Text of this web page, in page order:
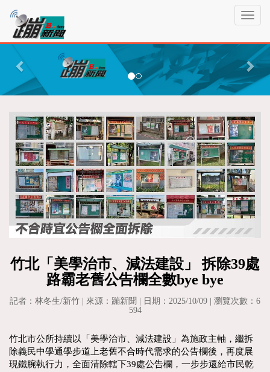
T
g
l
e
v
i
g
a
t
i
o
n
蹦
新
聞P
r
v
o
u
s
N
e
x
t
竹北「美學治市、減法建設」 拆除39處
路霸老舊公告欄全數bye bye
記者：林冬生/新竹 | 來源：蹦新聞 | 日期：2025/10/09 | 瀏覽次數：6
594
竹北市公所持續以「美學治市、減法建設」為施政主軸，繼拆
除義民中學通學步道上老舊不合時代需求的公告欄後，再度展
現鐵腕執行力，全面清除轄下39處公告欄，一步步還給市民乾